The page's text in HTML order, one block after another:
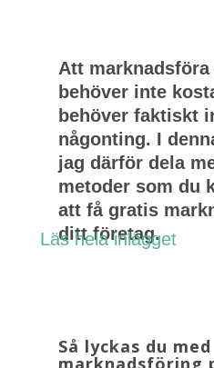
Att
behöver inte
behöver faktiskt
någonting. I
jag därför dela
metoder som du
att få gratis
ditt företag.
Läs hela inlägget
Så lyckas du med
marknadsföring